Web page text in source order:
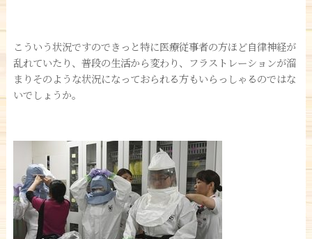
こういう状況ですのできっと特に医療従事者の方ほど自律神経が
乱れていたり、普段の生活から変わり、フラストレーションが溜
まりそのような状況になっておられる方もいらっしゃるのではな
いでしょうか。